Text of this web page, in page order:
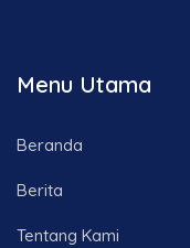
Menu Utama
Beranda
Berita
Tentang Kami